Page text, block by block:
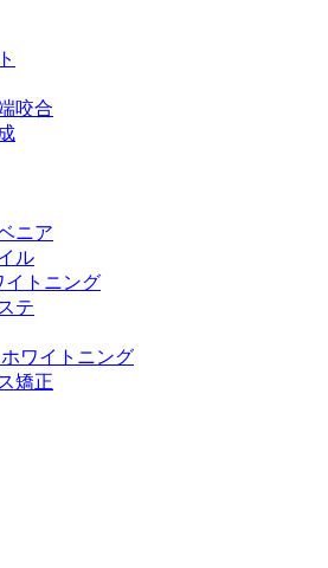
咬合
ニア
ル
イトニング
テ
ワイトニング
矯正